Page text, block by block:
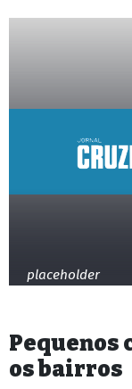
placeholder
Pequenos
os bairros